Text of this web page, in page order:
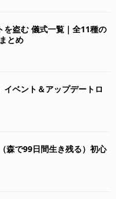
を盗む 儀式一覧｜全11種の
とめ
イベント＆アップデートロ
で99日間生き残る）初心